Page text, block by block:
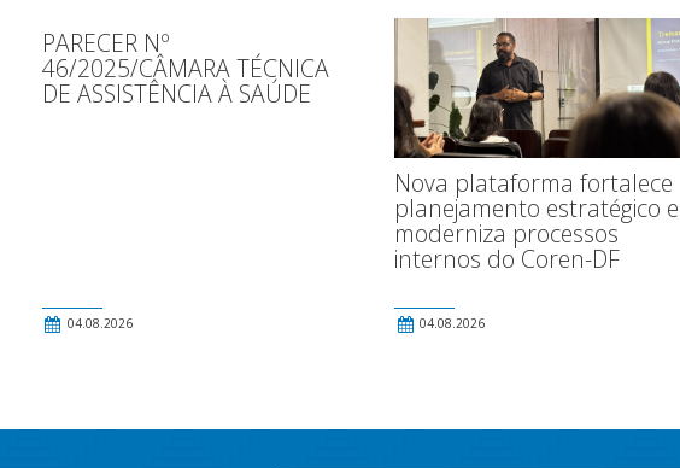
PARECER Nº
46/2025/CÂMARA TÉCNICA
DE ASSISTÊNCIA À SAÚDE
04.08.2026
Nova plataforma fortalece
planejamento estratégico e
moderniza processos
internos do Coren-DF
04.08.2026